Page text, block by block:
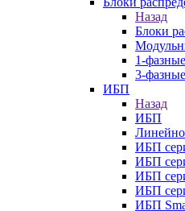
Назад
Блоки
1-
3-
ИБП
Назад
ИБП
ИБП
ИБП
ИБП
ИБП
ИБП